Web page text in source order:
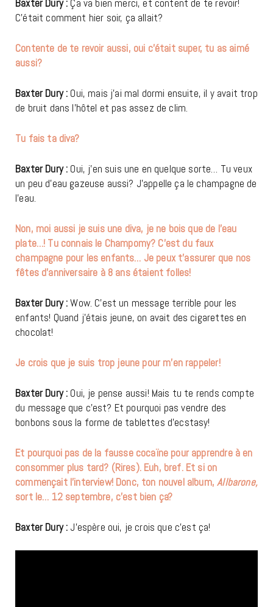
Baxter Dury : Ça va bien merci, et content de te revoir!
C’était comment hier soir, ça allait?
Contente de te revoir aussi, oui c’était super, tu as aimé
aussi?
Baxter Dury : Oui, mais j’ai mal dormi ensuite, il y avait trop
de bruit dans l’hôtel et pas assez de clim.
Tu fais ta diva?
Baxter Dury : Oui, j’en suis une en quelque sorte… Tu veux
un peu d’eau gazeuse aussi? J’appelle ça le champagne de
l’eau.
Non, moi aussi je suis une diva, je ne bois que de l’eau
plate…! Tu connais le Champomy? C’est du faux
champagne pour les enfants… Je peux t’assurer que nos
fêtes d’anniversaire à 8 ans étaient folles!
Baxter Dury :Wow. C’est un message terrible pour les
enfants! Quand j’étais jeune, on avait des cigarettes en
chocolat!
Je crois que je suis trop jeune pour m’en rappeler!
Baxter Dury : Oui, je pense aussi! Mais tu te rends compte
du message que c’est? Et pourquoi pas vendre des
bonbons sous la forme de tablettes d’ecstasy!
Et pourquoi pas de la fausse cocaïne pour apprendre à en
consommer plus tard? (Rires). Euh, bref. Et si on
commençait l’interview! Donc, ton nouvel album,Allbarone,
sort le… 12 septembre, c’est bien ça?
Baxter Dury : J’espère oui, je crois que c’est ça!